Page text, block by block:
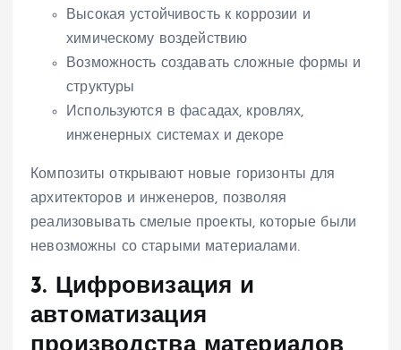
Высокая устойчивость к коррозии и
химическому воздействию
Возможность создавать сложные формы и
структуры
Используются в фасадах, кровлях,
инженерных системах и декоре
Композиты открывают новые горизонты для
архитекторов и инженеров, позволяя
реализовывать смелые проекты, которые были
невозможны со старыми материалами.
3. Цифровизация и
автоматизация